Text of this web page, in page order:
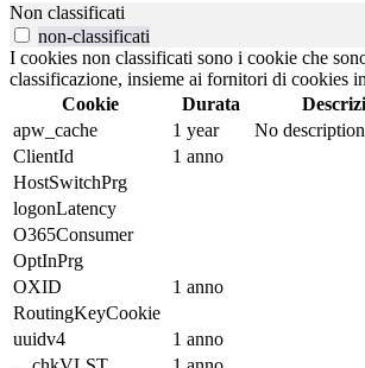
Non classificati
non-classificati
I cookies non classificati sono i cookie che
classificazione, insieme ai fornitori di cookies
Cookie
Durata
apw_cache
1 year
No
ClientId
1 anno
HostSwitchPrg
logonLatency
O365Consumer
OptInPrg
OXID
1 anno
RoutingKeyCookie
uuidv4
1 anno